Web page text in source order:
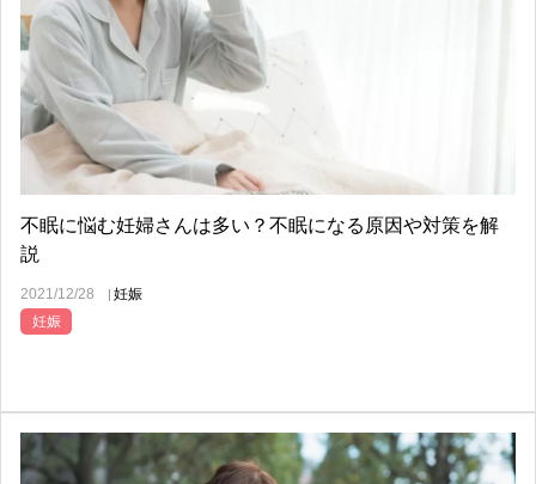
不眠に悩む妊婦さんは多い？不眠になる原因や対策を解
説
2021/12/28
妊娠
妊娠